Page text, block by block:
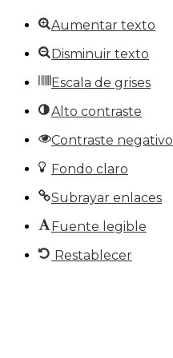
Aumentar texto
Disminuir texto
Escala de grises
Alto contraste
Contraste negativo
Fondo claro
Subrayar enlaces
Fuente legible
Restablecer